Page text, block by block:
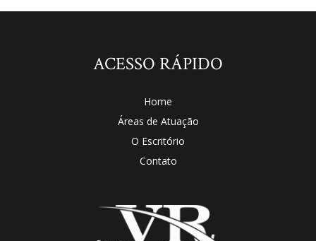
ACESSO RÁPIDO
Home
Áreas de Atuação
O Escritório
Contato